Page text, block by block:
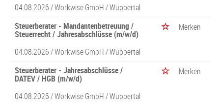
04.08.2026 /Workwise GmbH/ Wuppertal
Steuerberater - Mandantenbetreuung /
Steuerrecht / Jahresabschlüsse (m/w/d)
Merken
04.08.2026 /Workwise GmbH/ Wuppertal
Steuerberater - Jahresabschlüsse /
DATEV / HGB (m/w/d)
Merken
04.08.2026 /Workwise GmbH/ Wuppertal